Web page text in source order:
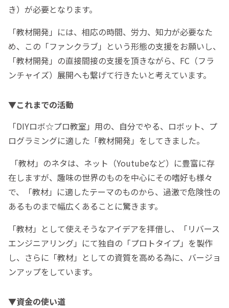
き）が必要となります。
「教材開発」には、相応の時間、労力、知力が必要なた
め、この「ファンクラブ」という形態の支援をお願いし、
「教材開発」の直接間接の支援を頂きながら、FC（フラ
ンチャイズ）展開へも繋げて行きたいと考えています。
▼これまでの活動
「DIYロボ☆プロ教室」用の、自分でやる、ロボット、プ
ログラミングに適した「教材開発」をしてきました。
「教材」のネタは、ネット（Youtubeなど）に豊富に存
在しますが、趣味の世界のものを中心にその嗜好も様々
で、「教材」に適したテーマのものから、過激で危険性の
あるものまで幅広くあることに驚きます。
「教材」として使えそうなアイデアを拝借し、「リバース
エンジニアリング」にて独自の「プロトタイプ」を製作
し、さらに「教材」としての資質を高める為に、バージョ
ンアップをしています。
▼資金の使い道